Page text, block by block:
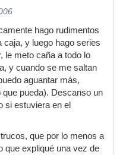
hago rudimentos
caja, y luego hago series
le meto caña a todo lo
y cuando se me saltan
aguantar más,
pueda). Descanso un
si estuviera en el
que por lo menos a
que expliqué una vez de